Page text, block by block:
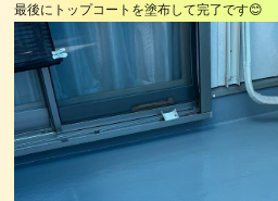
最後にトップコートを塗布して完了です😊